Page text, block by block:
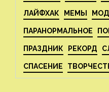
ЛАЙФХАК МЕМЫ
ПАРАНОРМАЛЬНОЕ
ПРАЗДНИК РЕКОРД
СПАСЕНИЕ